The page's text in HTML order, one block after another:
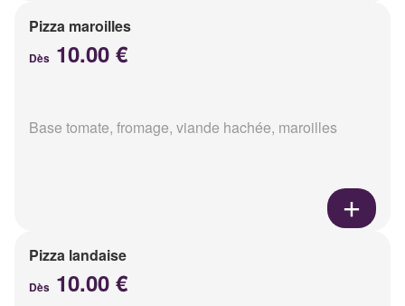
Pizza maroilles
Dès 10.00 €
Base tomate, fromage, viande hachée, maroilles
Pizza landaise
Dès 10.00 €